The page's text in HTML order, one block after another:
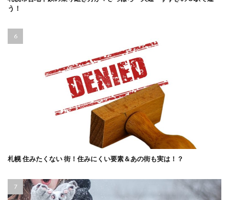
う！
札幌 住みたくない 街！住みにくい要素＆あの街も実は！？